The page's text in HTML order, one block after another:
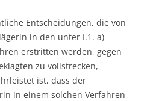
Entscheidungen, die von
in den unter I.1. a)
erstritten werden, gegen
zu vollstrecken,
ist, dass der
in einem solchen Verfahren